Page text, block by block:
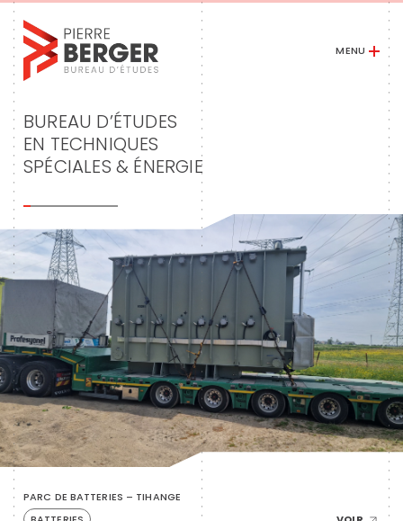
Skip
to
content
MENU
BUREAU D’ÉTUDES
EN TECHNIQUES
SPÉCIALES & ÉNERGIE
PARC DE BATTERIES – TIHANGE
TRIBUNE – SPA-FRANCORCHAMPS
LA MAISON DES MÉDIAS FRAME – BRUXELLES
AÉROPORT – CHARLEROI
PISCINE OLYMPIQUE – SERAING